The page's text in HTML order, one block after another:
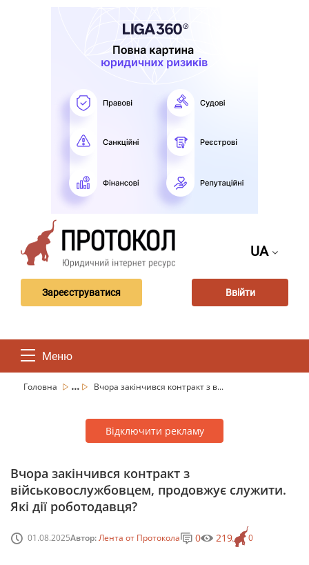
UA
Зареєструватися Ввійти
Меню
Головна ... Вчора закінчився контракт з в...
Відключити рекламу
Вчора закінчився контракт з
військовослужбовцем, продовжує служити.
Які дії роботодавця?
01.08.2025Автор:Лента от Протокола 0
0 219